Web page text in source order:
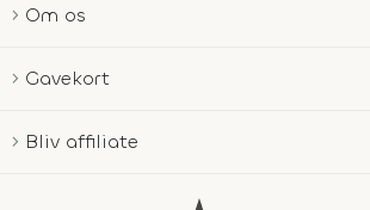
Om os
Gavekort
Bliv affiliate